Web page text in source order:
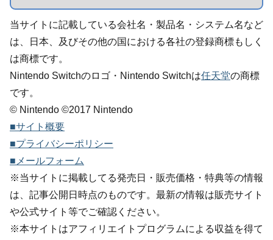
当サイトに記載している会社名・製品名・システム名など
は、日本、及びその他の国における各社の登録商標もしく
は商標です。
Nintendo Switchのロゴ・Nintendo Switchは任天堂の商標
です。
© Nintendo ©2017 Nintendo
■サイト概要
■プライバシーポリシー
■メールフォーム
※当サイトに掲載してる発売日・販売価格・特典等の情報
は、記事公開日時点のものです。最新の情報は販売サイト
や公式サイト等でご確認ください。
※本サイトはアフィリエイトプログラムによる収益を得て